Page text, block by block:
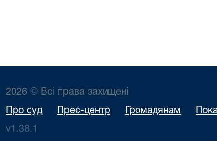
2026 © Всі права захищені
Про суд Прес-центр Громадянам
v1.38.1